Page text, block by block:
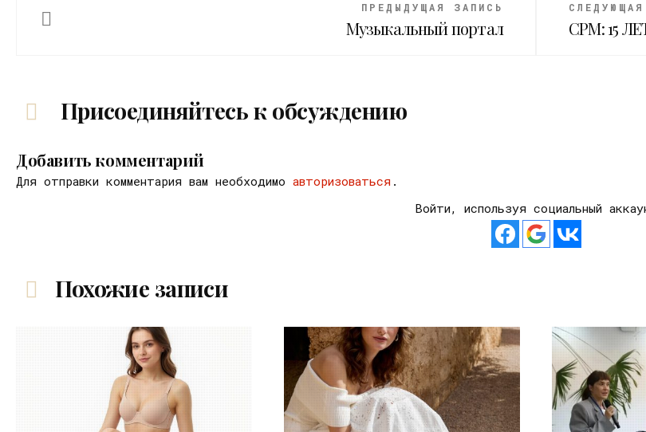
ПРЕДЫДУЩАЯ ЗАПИСЬ
Музыкальный портал CPM: 15
Присоединяйтесь к обсуждению
Добавить комментарий
Для отправки комментария вам необходимо авторизоваться .
Войти, используя социальный
Похожие записи